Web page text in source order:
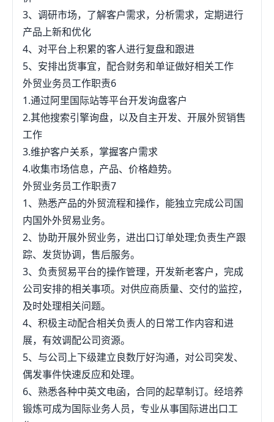
3、调研市场，了解客户需求，分析需求，定期进行
产品上新和优化
4、对平台上积累的客人进行复盘和跟进
5、安排出货事宜，配合财务和单证做好相关工作
外贸业务员工作职责6
1.通过阿里国际站等平台开发询盘客户
2.其他搜索引擎询盘，以及自主开发、开展外贸销售
工作
3.维护客户关系，掌握客户需求
4.收集市场信息，产品、价格趋势。
外贸业务员工作职责7
1、熟悉产品的外贸流程和操作，能独立完成公司国
内国外外贸易业务。
2、协助开展外贸业务，进出口订单处理;负责生产跟
踪、发货协调，售后服务。
3、负责贸易平台的操作管理，开发新老客户，完成
公司安排的相关事项。对供应商质量、交付的监控，
及时处理相关问题。
4、积极主动配合相关负责人的日常工作内容和进
展，有效调配公司资源。
5、与公司上下级建立良数厅好沟通，对公司突发、
偶发事件快速反应和处理。
6、熟悉各种中英文电函，合同的起草制订。经培养
锻炼可成为国际业务人员，专业从事国际进出口工